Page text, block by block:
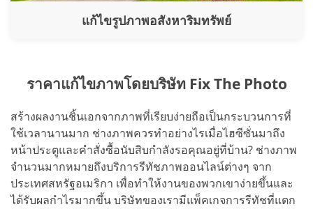
แก้ไขรูปภาพอสังหาริมทรัพย์
ราคาแก้ไขภาพโดยบริษัท Fix The Photo
สร้างผลงานชิ้นเอกจากภาพที่เรียบง่ายถือเป็นกระบวนการที่
ใช้เวลานานมาก ช่างภาพควรทำอย่างไรเมื่อไฮซีซั่นมาถึง
หน้าประตูและคำสั่งซื้อนับสิบกำลังรอคุณอยู่ที่บ้าน? ช่างภาพ
จำนวนมากหมายถึงบริการรีทัชภาพออนไลน์ต่างๆ จาก
ประเทศสหรัฐอเมริกา เพื่อทำให้งานของพวกเขาง่ายขึ้นและ
ได้รับผลกำไรมากขึ้น บริษัทของเรามีแพ็คเกจการรีทัชที่แตก